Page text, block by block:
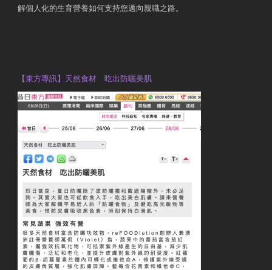
解個人化的生育營養如何支持您邁向親職之路。
【東方專訊】天然食材 吃出防曬美肌